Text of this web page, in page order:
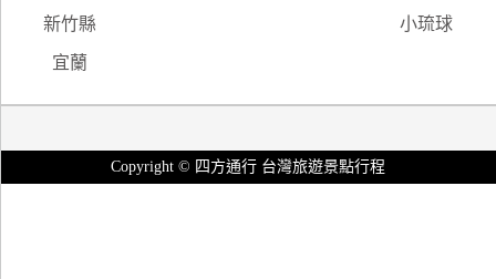
新竹縣 小琉球
宜蘭
Copyright © 四方通行 台灣旅遊景點行程